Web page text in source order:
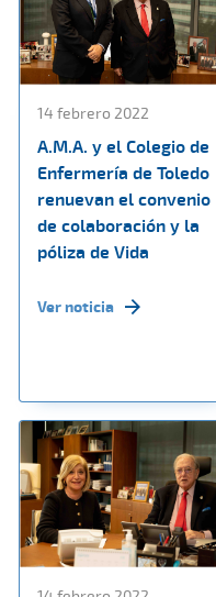
14 febrero 2022
A.M.A. y el Colegio de
Enfermería de Toledo
renuevan el convenio
de colaboración y la
póliza de Vida
Ver noticia